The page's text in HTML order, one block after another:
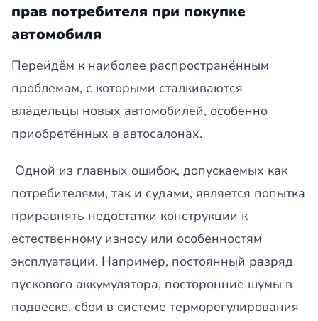
прав потребителя при покупке
автомобиля
Перейдём к наиболее распространённым
проблемам, с которыми сталкиваются
владельцы новых автомобилей, особенно
приобретённых в автосалонах.
Одной из главных ошибок, допускаемых как
потребителями, так и судами, является попытка
приравнять недостатки конструкции к
естественному износу или особенностям
эксплуатации. Например, постоянный разряд
пускового аккумулятора, посторонние шумы в
подвеске, сбои в системе терморегулирования